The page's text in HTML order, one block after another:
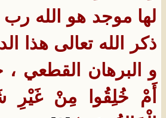
لها موجد هو الله رب
ذكر الله تعالى هذا
و البرهان القطعي
أَمْ خُلِقُوا مِنْ